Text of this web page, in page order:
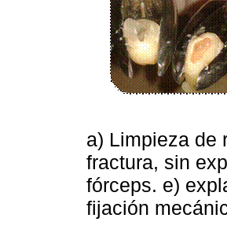
a) Limpieza de
fractura, sin
fórceps. e)
fijación